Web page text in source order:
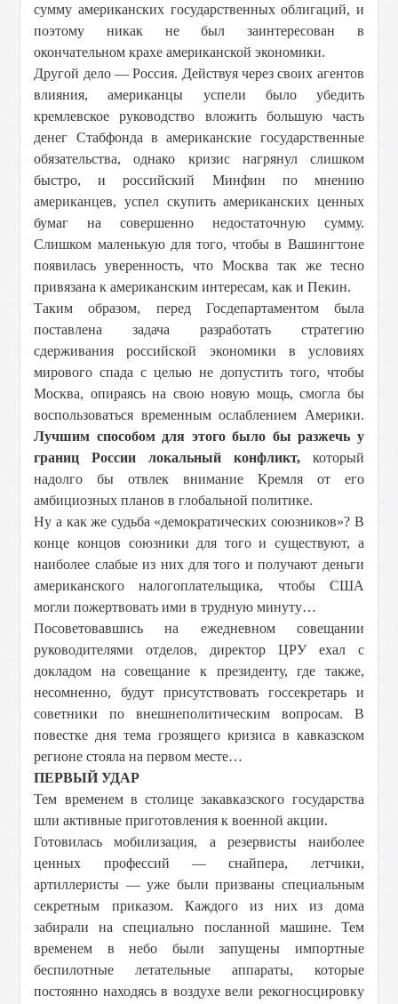
сумму американских государственных облигаций, и
поэтому никак не был заинтересован в
окончательном крахе американской экономики.
Другой дело — Россия. Действуя через своих агентов
влияния, американцы успели было убедить
кремлевское руководство вложить большую часть
денег Стабфонда в американские государственные
обязательства, однако кризис нагрянул слишком
быстро, и российский Минфин по мнению
американцев, успел скупить американских ценных
бумаг на совершенно недостаточную сумму.
Слишком маленькую для того, чтобы в Вашингтоне
появилась уверенность, что Москва так же тесно
привязана к американским интересам, как и Пекин.
Таким образом, перед Госдепартаментом была
поставлена задача разработать стратегию
сдерживания российской экономики в условиях
мирового спада с целью не допустить того, чтобы
Москва, опираясь на свою новую мощь, смогла бы
воспользоваться временным ослаблением Америки.
Лучшим способом для этого было бы разжечь у
границ России локальный конфликт,который
надолго бы отвлек внимание Кремля от его
амбициозных планов в глобальной политике.
Ну а как же судьба «демократических союзников»? В
конце концов союзники для того и существуют, а
наиболее слабые из них для того и получают деньги
американского налогоплательщика, чтобы США
могли пожертвовать ими в трудную минуту…
Посоветовавшись на ежедневном совещании
руководителями отделов, директор ЦРУ ехал с
докладом на совещание к президенту, где также,
несомненно, будут присутствовать госсекретарь и
советники по внешнеполитическим вопросам. В
повестке дня тема грозящего кризиса в кавказском
регионе стояла на первом месте…
ПЕРВЫЙ УДАР
Тем временем в столице закавказского государства
шли активные приготовления к военной акции.
Готовилась мобилизация, а резервисты наиболее
ценных профессий — снайпера, летчики,
артиллеристы — уже были призваны специальным
секретным приказом. Каждого из них из дома
забирали на специально посланной машине. Тем
временем в небо были запущены импортные
беспилотные летательные аппараты, которые
постоянно находясь в воздухе вели рекогносцировку